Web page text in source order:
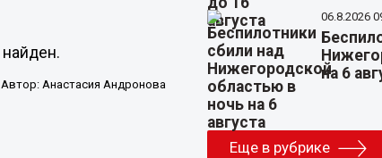
найден.
Автор: Анастасия Андронова
06.8.2026
на 6
Еще в рубрике